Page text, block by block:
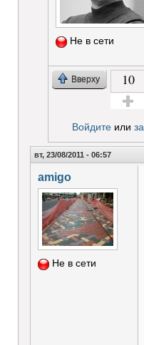
Не в сети
Вверху 10
Войдитеили
вт, 23/08/2011 - 06:57
amigo
Не в сети